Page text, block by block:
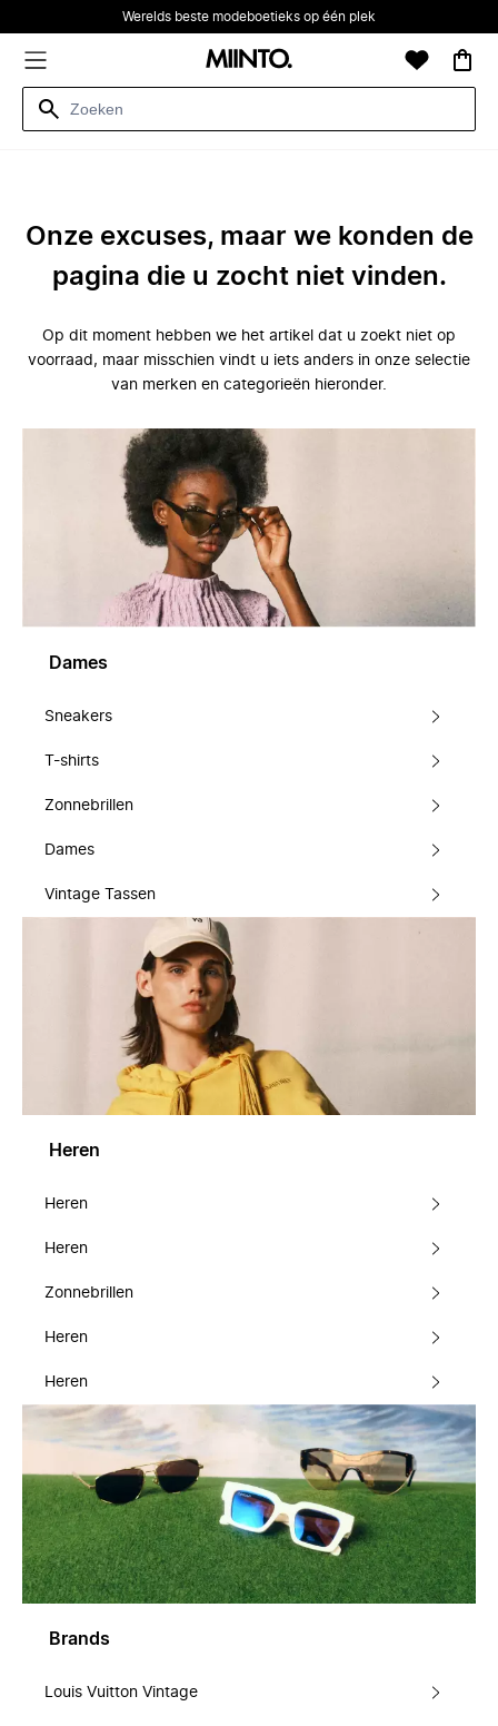
Werelds beste modeboetieks op één plek
Onze excuses, maar we konden de
pagina die u zocht niet vinden.
Op dit moment hebben we het artikel dat u zoekt niet op
voorraad, maar misschien vindt u iets anders in onze selectie
van merken en categorieën hieronder.
Dames
Sneakers
T-shirts
Zonnebrillen
Dames
Vintage Tassen
Heren
Heren
Heren
Zonnebrillen
Heren
Heren
Brands
Louis Vuitton Vintage